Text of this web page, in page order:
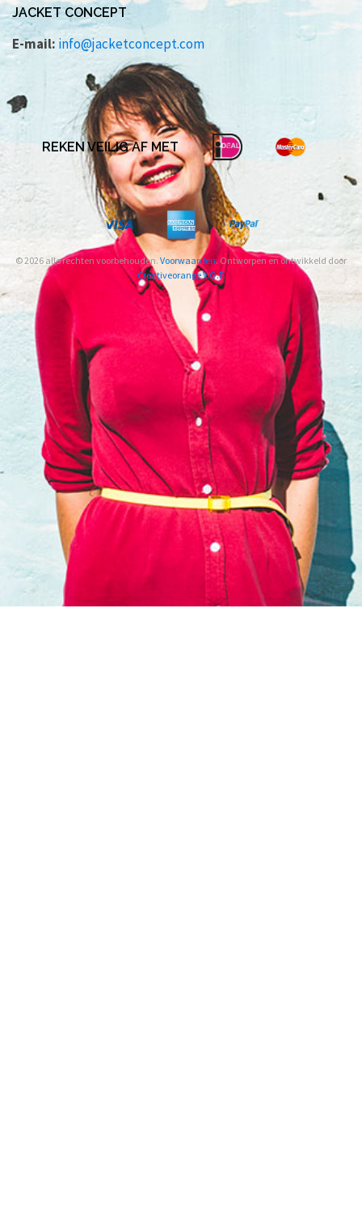
JACKET CONCEPT
E-mail: info@jacketconcept.com
REKEN VEILIG AF MET
© 2026 alle rechten voorbehouden. Voorwaarden. Ontworpen en ontwikkeld door
Creativeorange V.O.F.